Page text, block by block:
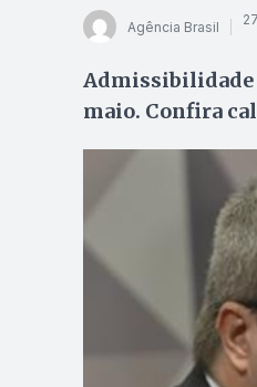
Agência Brasil
Admissibilidade
maio. Confira